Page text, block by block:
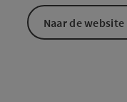
Naar de website